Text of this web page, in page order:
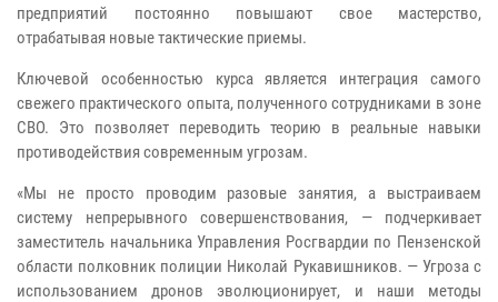
предприятий постоянно повышают свое мастерство,
отрабатывая новые тактические приемы.
Ключевой особенностью курса является интеграция самого
свежего практического опыта, полученного сотрудниками в зоне
СВО. Это позволяет переводить теорию в реальные навыки
противодействия современным угрозам.
«Мы не просто проводим разовые занятия, а выстраиваем
систему непрерывного совершенствования, — подчеркивает
заместитель начальника Управления Росгвардии по Пензенской
области полковник полиции Николай Рукавишников. — Угроза с
использованием дронов эволюционирует, и наши методы